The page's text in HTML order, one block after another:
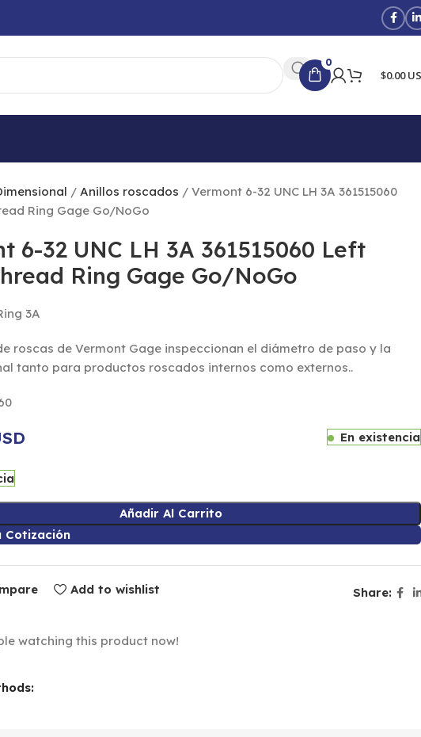
0
$0.00
Anillos roscados
Vermont 6-32 UNC LH 3A 361515060
Ring Gage Go/NoGo
6-32 UNC LH 3A 361515060 Left
Ring Gage Go/NoGo
3A
roscas de Vermont Gage inspeccionan el diámetro de paso y la
tanto para productos roscados internos como externos..
En existencia
Añadir Al Carrito
Cotización
Add to wishlist Share:
watching this product now!